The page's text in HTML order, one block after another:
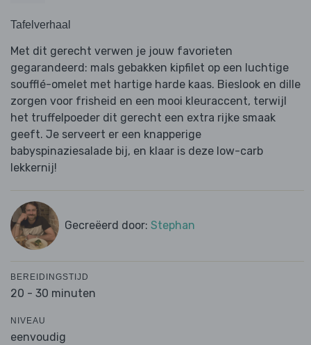
Tafelverhaal
Met dit gerecht verwen je jouw favorieten
gegarandeerd: mals gebakken kipfilet op een luchtige
soufflé-omelet met hartige harde kaas. Bieslook en dille
zorgen voor frisheid en een mooi kleuraccent, terwijl
het truffelpoeder dit gerecht een extra rijke smaak
geeft. Je serveert er een knapperige
babyspinaziesalade bij, en klaar is deze low-carb
lekkernij!
Gecreëerd door: Stephan
BEREIDINGSTIJD
20 - 30 minuten
NIVEAU
eenvoudig